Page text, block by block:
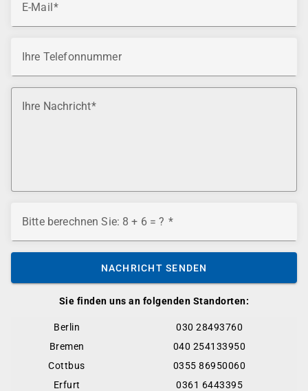
Sie finden uns an folgenden Standorten:
Berlin
030 28493760
Bremen
040 254133950
Cottbus
0355 86950060
Erfurt
0361 6443395
E-Mail
Ihre Telefonnummer
Ihre Nachricht
Bitte berechnen Sie: 8 + 6 = ?
NACHRICHT SENDEN